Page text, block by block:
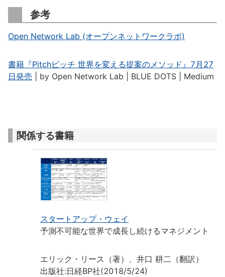
参考
Open Network Lab (オープンネットワークラボ)
書籍『Pitchピッチ 世界を変える提案のメソッド』7月27
日発売 | by Open Network Lab | BLUE DOTS | Medium
関係する書籍
スタートアップ・ウェイ
予測不可能な世界で成長し続けるマネジメント
エリック・リース（著）、井口 耕二（翻訳）
出版社:日経BP社(2018/5/24)